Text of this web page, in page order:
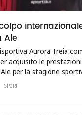
Ale
Aurora Treia
acquisito le
per la stagione
centrale...
SPORT